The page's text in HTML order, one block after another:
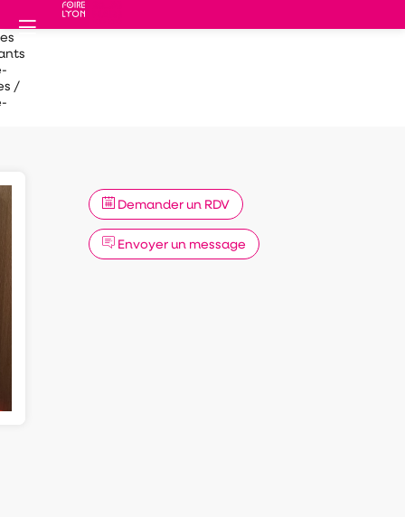
/
Demander un RDV
Envoyer un message